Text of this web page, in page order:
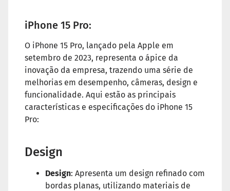
iPhone 15 Pro:
O iPhone 15 Pro, lançado pela Apple em
setembro de 2023, representa o ápice da
inovação da empresa, trazendo uma série de
melhorias em desempenho, câmeras, design e
funcionalidade. Aqui estão as principais
características e especificações do iPhone 15
Pro:
Design
Design: Apresenta um design refinado com
bordas planas, utilizando materiais de